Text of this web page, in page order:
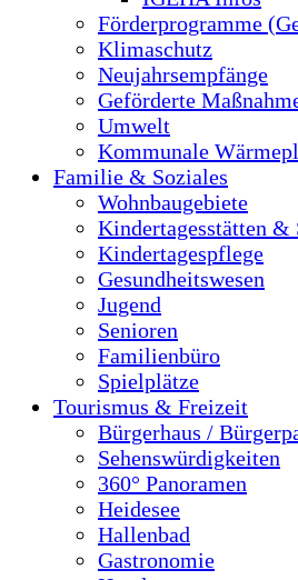
Förderprogramme
Klimaschutz
Neujahrsempfänge
Geförderte
Umwelt
Kommunale
Familie & Soziales
Wohnbaugebiete
Kindertagesstätten &
Kindertagespflege
Gesundheitswesen
Jugend
Senioren
Familienbüro
Spielplätze
Tourismus & Freizeit
Bürgerhaus /
Sehenswürdigkeiten
360° Panoramen
Heidesee
Hallenbad
Gastronomie